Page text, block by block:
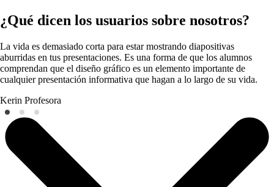
¿Qué dicen los usuarios sobre nosotros?
La vida es demasiado corta para estar mostrando diapositivas
aburridas en tus presentaciones. Es una forma de que los alumnos
comprendan que el diseño gráfico es un elemento importante de
cualquier presentación informativa que hagan a lo largo de su vida.
Kerin Profesora